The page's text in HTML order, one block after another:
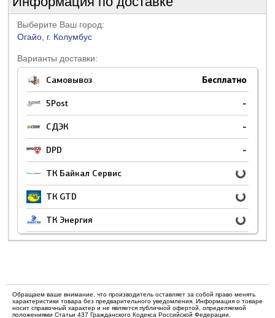
Выберите Ваш город:
Огайо, г. Колумбус
Варианты доставки:
Самовывоз Бесплатно
5Post -
СДЭК -
DPD -
ТК Байкал Сервис
ТК GTD
ТК Энергия
Обращаем ваше внимание, что производитель оставляет за собой право менять
характеристики товара без предварительного уведомления. Информация о товаре
носит справочный характер и не является публичной офертой, определяемой
положениями Статьи 437 Гражданского Кодекса Российской Федерации.